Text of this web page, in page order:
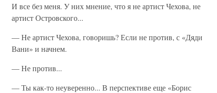
И все без меня. У них мнение, что я не артист Чехова, не
артист Островского...
— Не артист Чехова, говоришь? Если не против, с «Дяди
Вани» и начнем.
— Не против...
— Ты как-то неуверенно... В перспективе еще «Борис